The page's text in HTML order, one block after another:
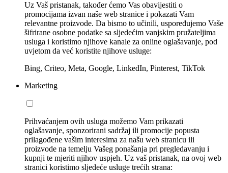
Uz Vaš pristanak, također ćemo Vas obavijestiti o
promocijama izvan naše web stranice i pokazati Vam
relevantne proizvode. Da bismo to učinili, uspoređujemo Vaše
šifrirane osobne podatke sa sljedećim vanjskim pružateljima
usluga i koristimo njihove kanale za online oglašavanje, pod
uvjetom da već koristite njihove usluge:
Bing, Criteo, Meta, Google, LinkedIn, Pinterest, TikTok
Marketing
Prihvaćanjem ovih usluga možemo Vam prikazati
oglašavanje, sponzorirani sadržaj ili promocije popusta
prilagođene vašim interesima za našu web stranicu ili
proizvode na temelju Vašeg ponašanja pri pregledavanju i
kupnji te mjeriti njihov uspjeh. Uz vaš pristanak, na ovoj web
stranici koristimo sljedeće usluge trećih strana: